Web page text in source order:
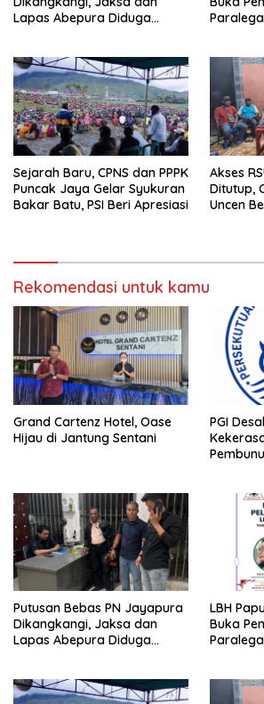
Lapas Abepura Diduga
Sejarah Baru, CPNS dan PPPK
Puncak Jaya Gelar Syukuran
Bakar Batu, PSI Beri Apresiasi
Akses
Ditutup,
Uncen
Rekomendasi untuk kamu
Grand Cartenz Hotel, Oase
Hijau di Jantung Sentani
PGI
Putusan Bebas PN Jayapura
Dikangkangi, Jaksa dan
Lapas Abepura Diduga
LBH
Buka